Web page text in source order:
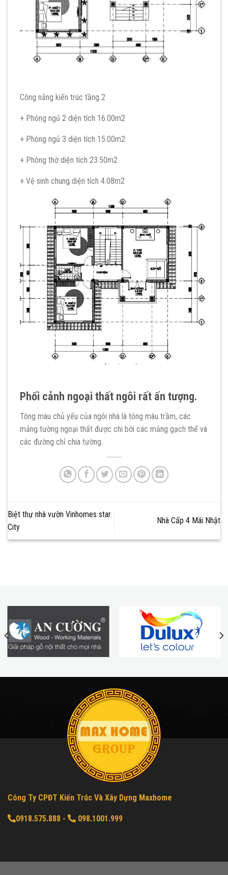
Công năng kiến trúc tầng 2
+ Phòng ngủ 2 diện tích 16.00m2
+ Phòng ngủ 3 diện tích 15.00m2
+ Phòng thờ diện tích 23.50m2
+ Vệ sinh chung diện tích 4.08m2
Phối cảnh ngoại thất ngôi rất ấn tượng.
Tông màu chủ yếu của ngôi nhà là tông màu trầm, các
mảng tường ngoại thất được chi bởi các mảng gạch thể và
các đường chỉ chia tường.
Biệt thự nhà vườn Vinhomes star
City
Nhà Cấp 4 Mái Nhật
Công Ty CPĐT Kiến Trúc Và Xây Dựng Maxhome
0918.575.888 - 098.1001.999